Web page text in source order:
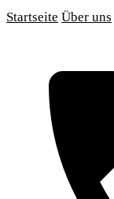
Startseite Über uns